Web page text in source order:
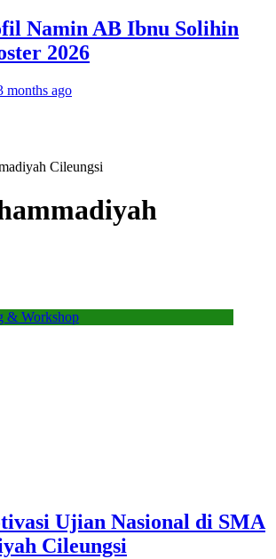
Namin AB Ibnu Solihin
2026
months ago
Cileungsi
& Workshop
Ujian Nasional di SMA
Cileungsi